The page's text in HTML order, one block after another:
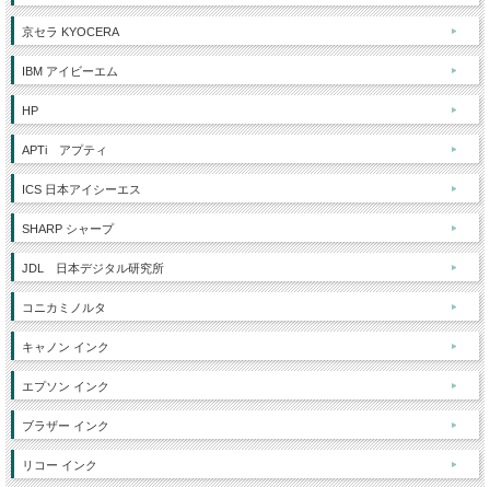
京セラ KYOCERA
IBM アイビーエム
HP
APTi アプティ
ICS 日本アイシーエス
SHARP シャープ
JDL 日本デジタル研究所
コニカミノルタ
キャノン インク
エプソン インク
ブラザー インク
リコー インク